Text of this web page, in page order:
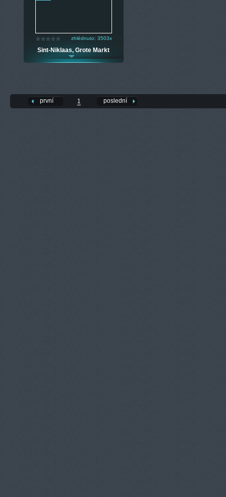
zhlédnuto: 3503x
Sint-Niklaas, Grote Markt
první 1 poslední